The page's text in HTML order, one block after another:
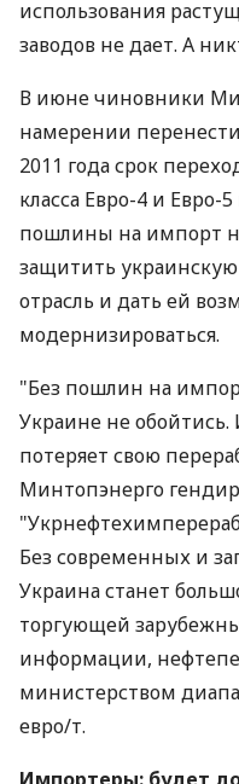
использования
заводов не дает. А
В июне чиновники
намерении
2011 года срок
класса Евро-4 и
пошлины на импорт
защитить
отрасль и дать ей
модернизироваться.
"Без пошлин на
Украине не обойтись.
потеряет свою
Минтопэнерго
Без современных и
Украина станет
торгующей
информации,
министерством
евро/т.